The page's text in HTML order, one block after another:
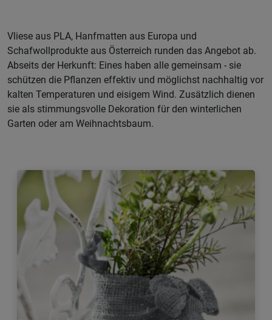
Vliese aus PLA, Hanfmatten aus Europa und
Schafwollprodukte aus Österreich runden das Angebot ab.
Abseits der Herkunft: Eines haben alle gemeinsam - sie
schützen die Pflanzen effektiv und möglichst nachhaltig vor
kalten Temperaturen und eisigem Wind. Zusätzlich dienen
sie als stimmungsvolle Dekoration für den winterlichen
Garten oder am Weihnachtsbaum.